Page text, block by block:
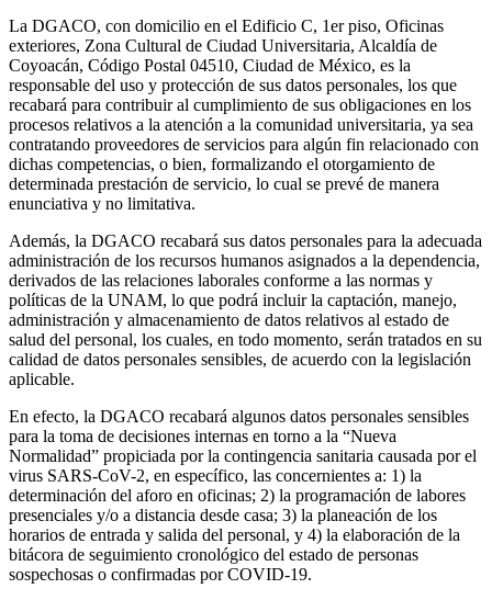
La DGACO, con domicilio en el Edificio C, 1er piso, Oficinas
exteriores, Zona Cultural de Ciudad Universitaria, Alcaldía de
Coyoacán, Código Postal 04510, Ciudad de México, es la
responsable del uso y protección de sus datos personales, los que
recabará para contribuir al cumplimiento de sus obligaciones en los
procesos relativos a la atención a la comunidad universitaria, ya sea
contratando proveedores de servicios para algún fin relacionado con
dichas competencias, o bien, formalizando el otorgamiento de
determinada prestación de servicio, lo cual se prevé de manera
enunciativa y no limitativa.
Además, la DGACO recabará sus datos personales para la adecuada
administración de los recursos humanos asignados a la dependencia,
derivados de las relaciones laborales conforme a las normas y
políticas de la UNAM, lo que podrá incluir la captación, manejo,
administración y almacenamiento de datos relativos al estado de
salud del personal, los cuales, en todo momento, serán tratados en su
calidad de datos personales sensibles, de acuerdo con la legislación
aplicable.
En efecto, la DGACO recabará algunos datos personales sensibles
para la toma de decisiones internas en torno a la “Nueva
Normalidad” propiciada por la contingencia sanitaria causada por el
virus SARS-CoV-2, en específico, las concernientes a: 1) la
determinación del aforo en oficinas; 2) la programación de labores
presenciales y/o a distancia desde casa; 3) la planeación de los
horarios de entrada y salida del personal, y 4) la elaboración de la
bitácora de seguimiento cronológico del estado de personas
sospechosas o confirmadas por COVID-19.